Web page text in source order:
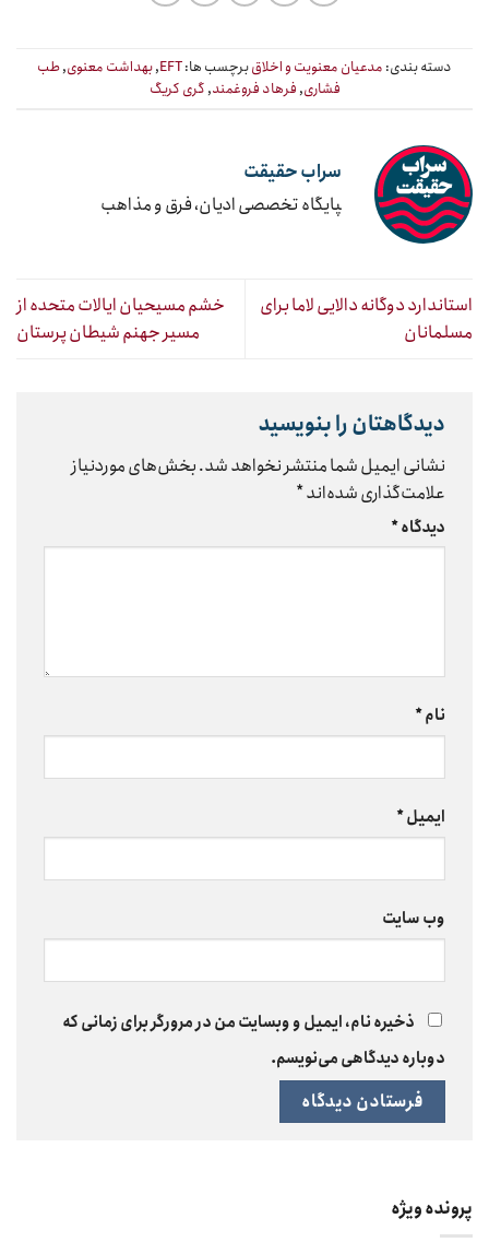
دسته بندی: مدعیان معنویت و اخلاقبرچسب ها:EFT
,بهداشت معنوی,طب
فشاری,فرهاد فروغمند,گری کریگ
سراب حقیقت
‍پایگاه تخصصی ادیان، فرق و مذاهب
استاندارد دوگانه دالایی لاما برای
مسلمانان
خشم مسیحیان ایالات متحده از
مسیر جهنم شیطان پرستان
دیدگاهتان را بنویسید
نشانی ایمیل شما منتشر نخواهد شد.بخش‌های موردنیاز
علامت‌گذاری شده‌اند*
دیدگاه*
نام*
ایمیل*
وب‌ سایت
ذخیره نام، ایمیل و وبسایت من در مرورگر برای زمانی که
دوباره دیدگاهی می‌نویسم.
پرونده ویژه